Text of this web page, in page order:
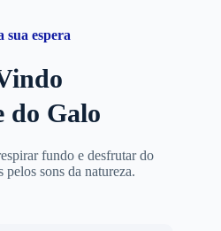
sua espera
do Galo
fundo e desfrutar do
pelos sons da natureza.